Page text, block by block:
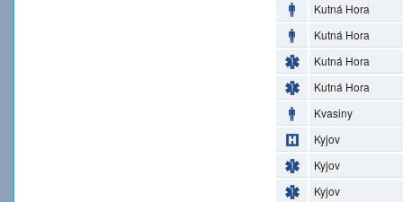
Kutná Hora
Kutná Hora
Kutná Hora
Kutná Hora
Kvasiny
Kyjov
Kyjov
Kyjov